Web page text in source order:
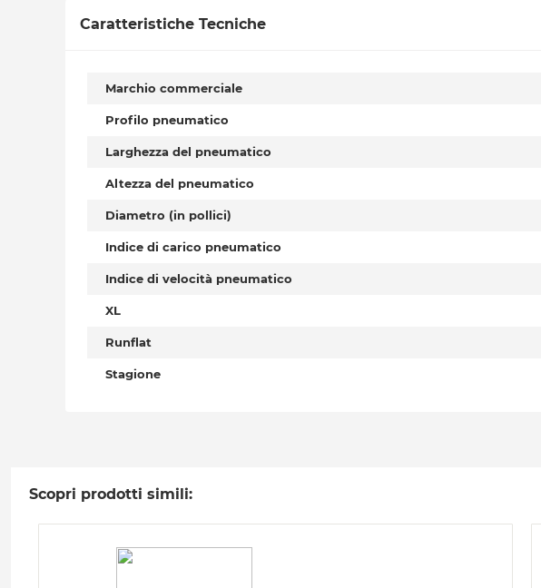
Caratteristiche Tecniche
Marchio commerciale
Profilo pneumatico
Larghezza del pneumatico
Altezza del pneumatico
Diametro (in pollici)
Indice di carico pneumatico
Indice di velocità pneumatico
XL
Runflat
Stagione
Scopri prodotti simili: